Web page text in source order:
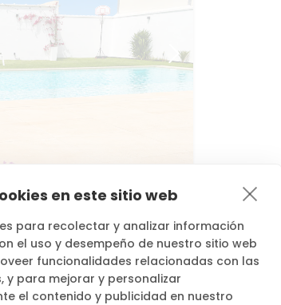
en este sitio web
para recolectar y analizar información
el uso y desempeño de nuestro sitio web
funcionalidades relacionadas con las
y para mejorar y personalizar
el contenido y publicidad en nuestro
privada en Sevilla